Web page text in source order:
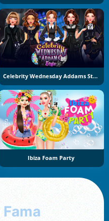
Celebrity Wednesday Addams Style
Ibiza Foam Party
Fama